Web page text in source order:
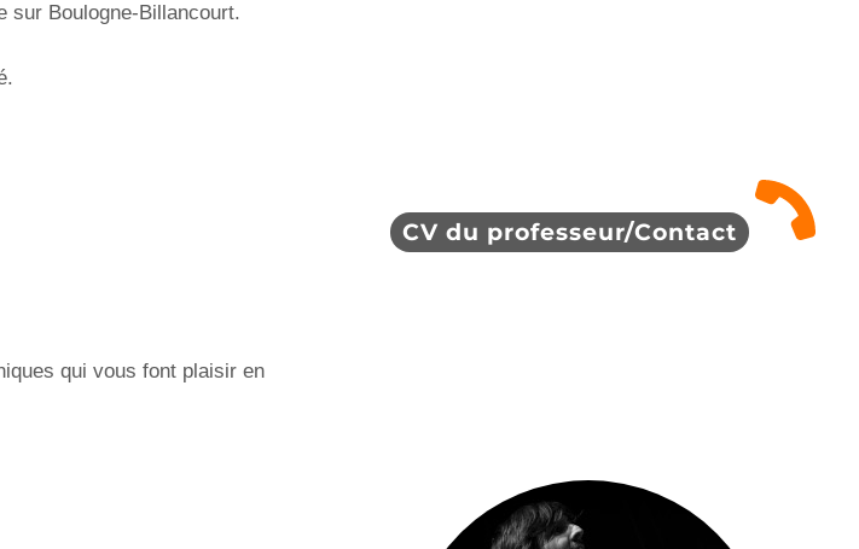
sur Boulogne-Billancourt.
qui vous font plaisir en
CV du professeur/Contact